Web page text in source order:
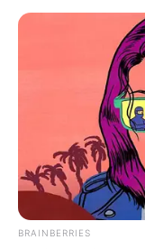
BRAINBERRIES